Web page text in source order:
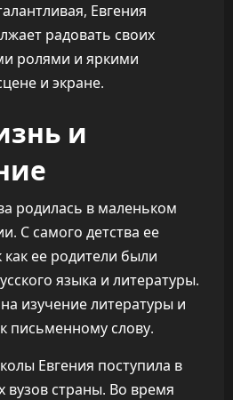
Евгения
радовать своих
ролями и яркими
и экране.
и
родилась в маленьком
С самого детства ее
как ее родители были
языка и литературы.
изучение литературы и
письменному слову.
Евгения поступила в
вузов страны. Во время